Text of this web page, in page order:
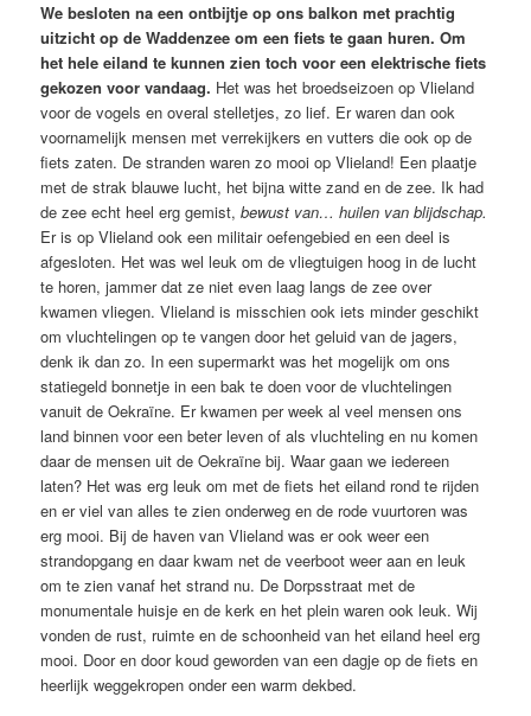
We besloten na een ontbijtje op ons balkon met prachtig
uitzicht op de Waddenzee om een fiets te gaan huren. Om
het hele eiland te kunnen zien toch voor een elektrische fiets
gekozen voor vandaag. Het was het broedseizoen op Vlieland
voor de vogels en overal stelletjes, zo lief. Er waren dan ook
voornamelijk mensen met verrekijkers en vutters die ook op de
fiets zaten. De stranden waren zo mooi op Vlieland! Een plaatje
met de strak blauwe lucht, het bijna witte zand en de zee. Ik had
de zee echt heel erg gemist,bewust van… huilen van blijdschap.
Er is op Vlieland ook een militair oefengebied en een deel is
afgesloten. Het was wel leuk om de vliegtuigen hoog in de lucht
te horen, jammer dat ze niet even laag langs de zee over
kwamen vliegen. Vlieland is misschien ook iets minder geschikt
om vluchtelingen op te vangen door het geluid van de jagers,
denk ik dan zo. In een supermarkt was het mogelijk om ons
statiegeld bonnetje in een bak te doen voor de vluchtelingen
vanuit de Oekraïne. Er kwamen per week al veel mensen ons
land binnen voor een beter leven of als vluchteling en nu komen
daar de mensen uit de Oekraïne bij. Waar gaan we iedereen
laten? Het was erg leuk om met de fiets het eiland rond te rijden
en er viel van alles te zien onderweg en de rode vuurtoren was
erg mooi. Bij de haven van Vlieland was er ook weer een
strandopgang en daar kwam net de veerboot weer aan en leuk
om te zien vanaf het strand nu. De Dorpsstraat met de
monumentale huisje en de kerk en het plein waren ook leuk. Wij
vonden de rust, ruimte en de schoonheid van het eiland heel erg
mooi. Door en door koud geworden van een dagje op de fiets en
heerlijk weggekropen onder een warm dekbed.